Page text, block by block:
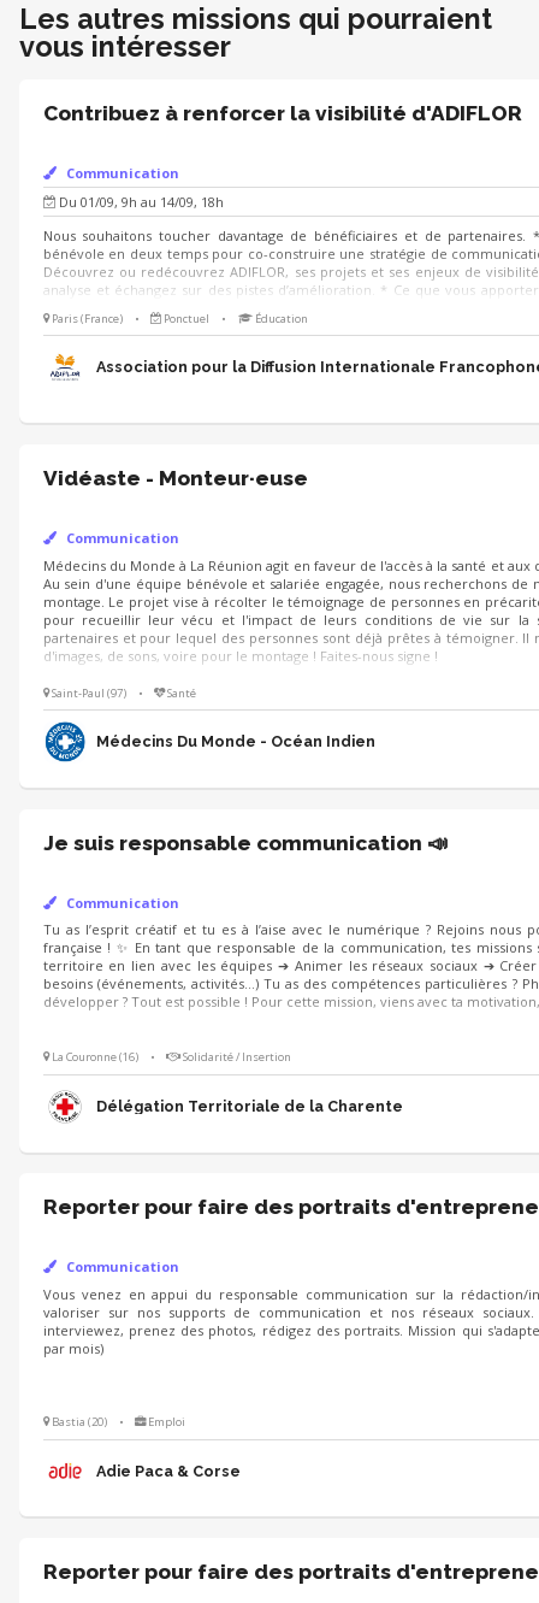
Les autres missions qui pourraient
vous intéresser
Contribuez à renforcer la visibilité d'ADIFLOR
Communication
Du 01/09, 9h au 14/09, 18h
Nous souhaitons toucher davantage de bénéficiaires et de
bénévole en deux temps pour co-construire une stratégie de
Découvrez ou redécouvrez ADIFLOR, ses projets et ses enjeux de
analyse et échangez sur des pistes d’amélioration. * Ce que vous
Paris (France) • Ponctuel • Éducation
Association pour la Diffusion Internationale
Vidéaste - Monteur·euse
Communication
Médecins du Monde à La Réunion agit en faveur de l'accès à la santé et
Au sein d'une équipe bénévole et salariée engagée, nous recherchons
montage. Le projet vise à récolter le témoignage de personnes en
pour recueillir leur vécu et l'impact de leurs conditions de vie sur la
partenaires et pour lequel des personnes sont déjà prêtes à témoigner.
d'images, de sons, voire pour le montage ! Faites-nous signe !
Saint-Paul (97) • Santé
Médecins Du Monde - Océan Indien
Je suis responsable communication 📣
Communication
Tu as l’esprit créatif et tu es à l’aise avec le numérique ? Rejoins nous
française ! ✨ En tant que responsable de la communication, tes
territoire en lien avec les équipes ➔ Animer les réseaux sociaux ➔
besoins (événements, activités…) Tu as des compétences particulières ?
développer ? Tout est possible ! Pour cette mission, viens avec ta
La Couronne (16) • Solidarité / Insertion
Délégation Territoriale de la Charente
Reporter pour faire des portraits
Communication
Vous venez en appui du responsable communication sur la
valoriser sur nos supports de communication et nos réseaux
interviewez, prenez des photos, rédigez des portraits. Mission qui
par mois)
Bastia (20) • Emploi
Adie Paca & Corse
Reporter pour faire des portraits